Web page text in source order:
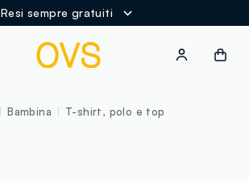
Resi sempre gratuiti
Bambina T-shirt, polo e top